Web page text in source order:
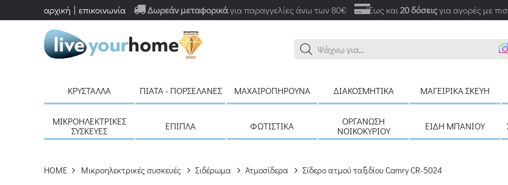
Δωρεάν μεταφορικάγια παραγγελίες άνω των 80€ Έως και20 δόσειςγια αγορές με
αρχική επικοινωνία
Αν
ΚΡΎΣΤΑΛΛΑ ΠΙΆΤΑ - ΠΟΡΣΕΛΆΝΕΣ ΜΑΧΑΙΡΟΠΉΡΟΥΝΑ ΔΙΑΚΟΣΜΗΤΙΚΆ ΜΑΓΕΙΡΙΚΆ ΣΚΕΎΗ
ΜΙΚΡΟΗΛΕΚΤΡΙΚΈΣ
ΣΥΣΚΕΥΈΣ
ΈΠΙΠΛΑ ΦΩΤΙΣΤΙΚΆ
ΟΡΓΆΝΩΣΗ
ΝΟΙΚΟΚΥΡΙΟΎ
ΕΊΔΗ ΜΠΆΝΙΟΥ
HOME Μικροηλεκτρικές συσκευές Σιδέρωμα Ατμοσίδερα Σίδερο ατμού ταξιδίου Camry CR-5024